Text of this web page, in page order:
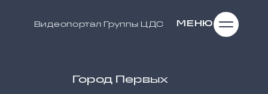
Видеопортал Группы ЦДС МЕНЮ
Город Первых